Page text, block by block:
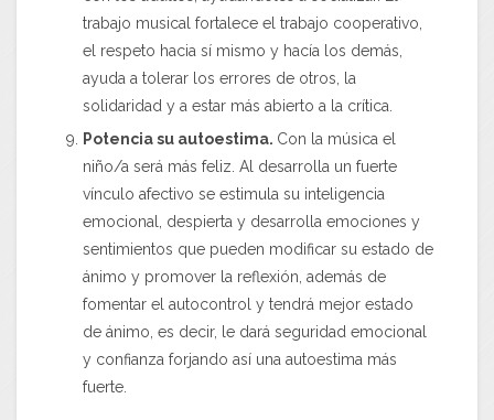
trabajo musical fortalece el trabajo cooperativo,
el respeto hacia sí mismo y hacía los demás,
ayuda a tolerar los errores de otros, la
solidaridad y a estar más abierto a la crítica.
Potencia su autoestima. Con la música el
niño/a será más feliz. Al desarrolla un fuerte
vínculo afectivo se estimula su inteligencia
emocional, despierta y desarrolla emociones y
sentimientos que pueden modificar su estado de
ánimo y promover la reflexión, además de
fomentar el autocontrol y tendrá mejor estado
de ánimo, es decir, le dará seguridad emocional
y confianza forjando así una autoestima más
fuerte.